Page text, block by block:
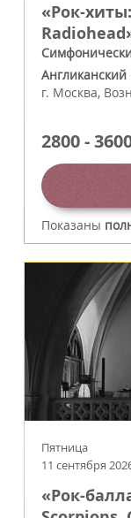
«Рок-
Англиканский
г. Москва,
2800-
Показаны
Пятница
11 сентября
«Рок-